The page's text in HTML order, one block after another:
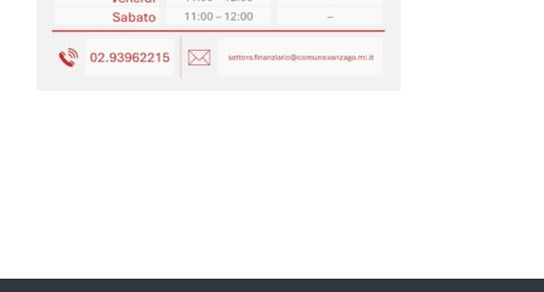
VIVERE VANZAGO